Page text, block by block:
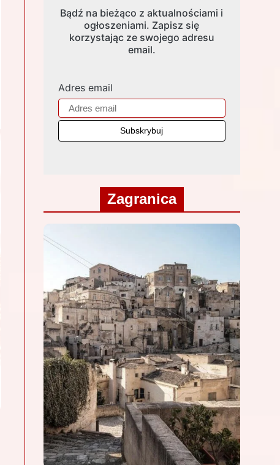
Bądź na bieżąco z aktualnościami i
ogłoszeniami. Zapisz się
korzystając ze swojego adresu
email.
Adres email
Zagranica